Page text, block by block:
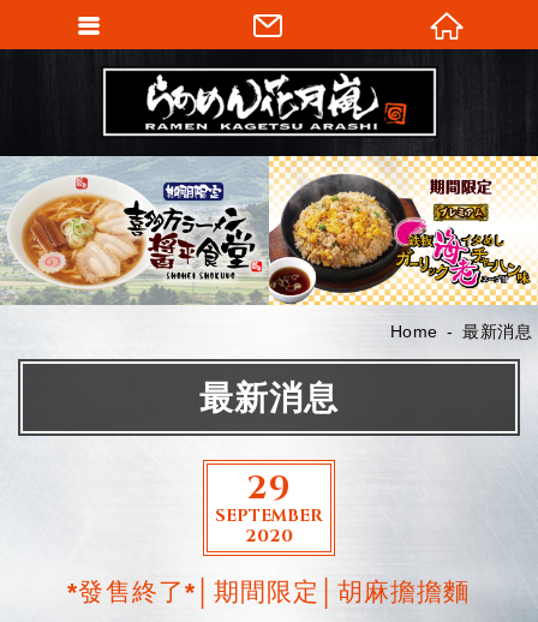
Home 最新消息
最新消息
29
SEPTEMBER
2020
*發售終了*│期間限定│胡麻擔擔麵